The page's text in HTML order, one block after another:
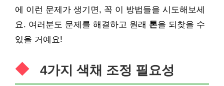
에 이런 문제가 생기면, 꼭 이 방법들을 시도해보세
요. 여러분도 문제를 해결하고 원래 톤을 되찾을 수
있을 거예요!
4가지 색채 조정 필요성